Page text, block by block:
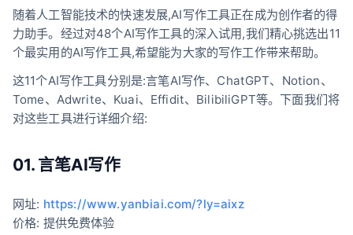
随着人工智能技术的快速发展,AI写作工具正在成为创作者的得
力助手。经过对48个AI写作工具的深入试用,我们精心挑选出11
个最实用的AI写作工具,希望能为大家的写作工作带来帮助。
这11个AI写作工具分别是:言笔AI写作、ChatGPT、Notion、
Tome、Adwrite、Kuai、Effidit、BilibiliGPT等。下面我们将
对这些工具进行详细介绍:
01. 言笔AI写作
网址: https://www.yanbiai.com/?ly=aixz
价格: 提供免费体验